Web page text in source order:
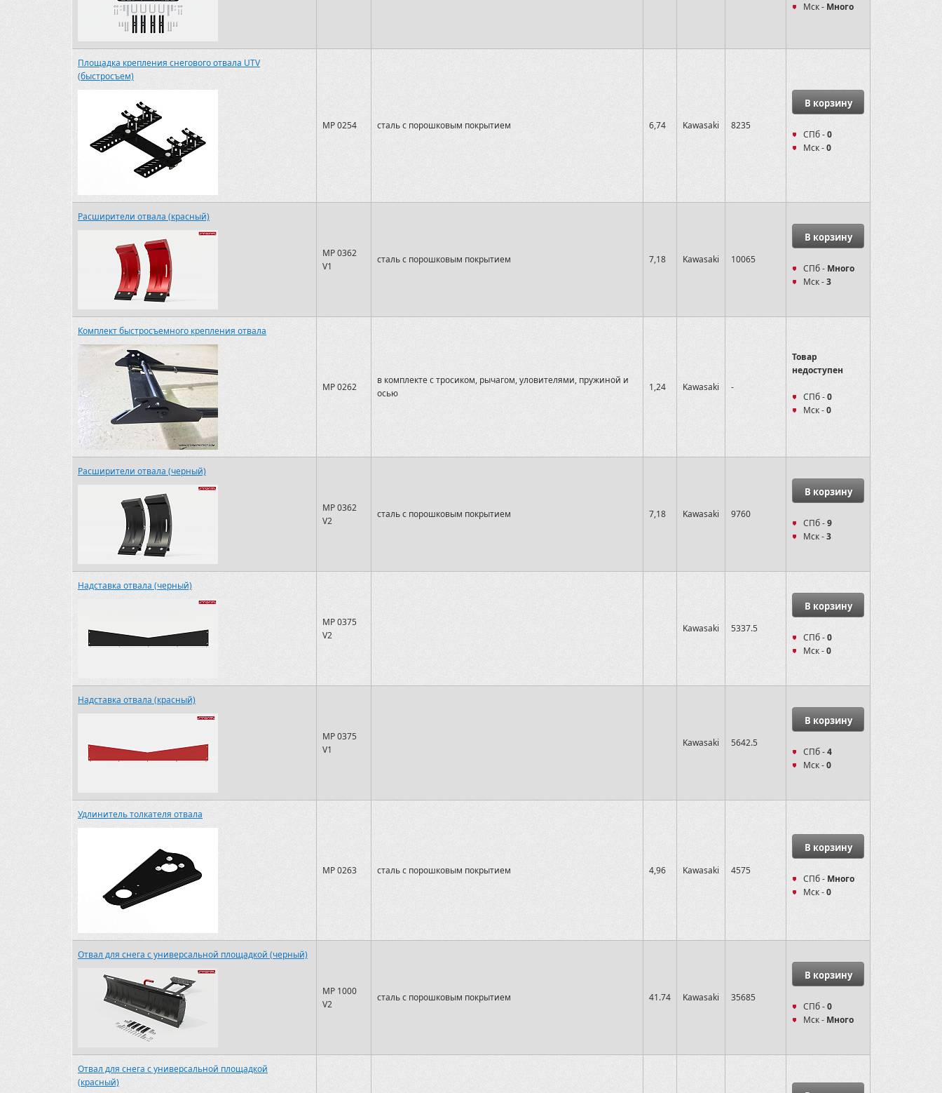
Мск - Много
Площадка крепления снегового отвала UTV
(быстросъем)
MP 0254 сталь с порошковым покрытием 6,74 Kawasaki 8235
В корзину
СПб -0
Мск -0
Расширители отвала (красный)
MP 0362
V1
сталь с порошковым покрытием 7,18 Kawasaki 10065
В корзину
СПб - Много
Мск -3
Комплект быстросъемного крепления отвала
MP 0262
в комплекте с тросиком, рычагом, уловителями, пружиной и
осью
1,24 Kawasaki -
Товар
недоступен
СПб -0
Мск -0
Расширители отвала (черный)
MP 0362
V2
сталь с порошковым покрытием 7,18 Kawasaki 9760
В корзину
СПб -9
Мск -3
Надставка отвала (черный)
MP 0375
V2
Kawasaki 5337.5
В корзину
СПб -0
Мск -0
Надставка отвала (красный)
MP 0375
V1
Kawasaki 5642.5
В корзину
СПб -4
Мск -0
Удлинитель толкателя отвала
MP 0263 сталь с порошковым покрытием 4,96 Kawasaki 4575
В корзину
СПб - Много
Мск -0
Отвал для снега с универсальной площадкой (черный)
MP 1000
V2
сталь с порошковым покрытием 41.74 Kawasaki 35685
В корзину
СПб -0
Мск - Много
Отвал для снега с универсальной площадкой
(красный)